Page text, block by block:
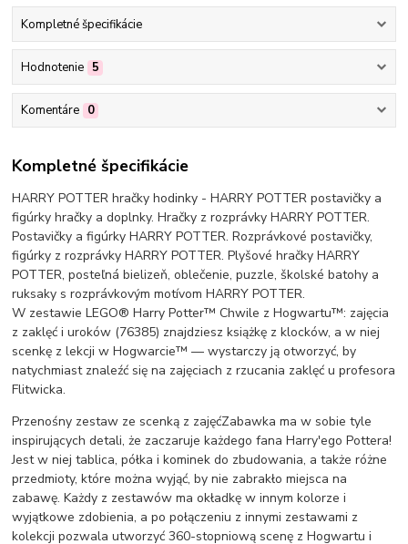
Kompletné špecifikácie
Hodnotenie 5
Komentáre 0
Kompletné špecifikácie
HARRY POTTER hračky hodinky - HARRY POTTER postavičky a
figúrky hračky a doplnky. Hračky z rozprávky HARRY POTTER.
Postavičky a figúrky HARRY POTTER. Rozprávkové postavičky,
figúrky z rozprávky HARRY POTTER. Plyšové hračky HARRY
POTTER, posteľná bielizeň, oblečenie, puzzle, školské batohy a
ruksaky s rozprávkovým motívom HARRY POTTER.
W zestawie LEGO® Harry Potter™ Chwile z Hogwartu™: zajęcia
z zaklęć i uroków (76385) znajdziesz książkę z klocków, a w niej
scenkę z lekcji w Hogwarcie™ — wystarczy ją otworzyć, by
natychmiast znaleźć się na zajęciach z rzucania zaklęć u profesora
Flitwicka.
Przenośny zestaw ze scenką z zajęćZabawka ma w sobie tyle
inspirujących detali, że zaczaruje każdego fana Harry'ego Pottera!
Jest w niej tablica, półka i kominek do zbudowania, a także różne
przedmioty, które można wyjąć, by nie zabrakło miejsca na
zabawę. Każdy z zestawów ma okładkę w innym kolorze i
wyjątkowe zdobienia, a po połączeniu z innymi zestawami z
kolekcji pozwala utworzyć 360-stopniową scenę z Hogwartu i